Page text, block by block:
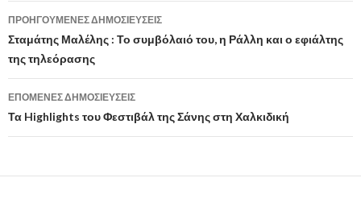
Πλοήγηση
άρθρων
ΠΡΟΗΓΟΎΜΕΝΕΣ ΔΗΜΟΣΙΕΎΣΕΙΣ
Σταμάτης Μαλέλης : Το συμβόλαιό του, η Ράλλη και ο εφιάλτης
της τηλεόρασης
ΕΠΌΜΕΝΕΣ ΔΗΜΟΣΙΕΎΣΕΙΣ
Τα Highlights του Φεστιβάλ της Σάνης στη Χαλκιδική